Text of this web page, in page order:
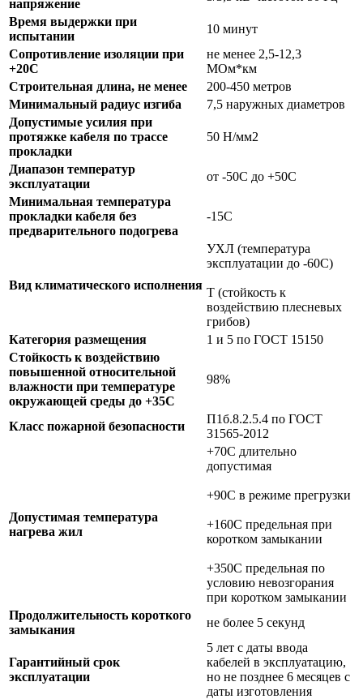
напряжение
Время выдержки при
испытании
10 минут
Сопротивление изоляции при
+20С
не менее 2,5-12,3
МОм*км
Строительная длина, не менее
200-450 метров
Минимальный радиус изгиба
7,5 наружных диаметров
Допустимые усилия при
протяжке кабеля по трассе
прокладки
50 Н/мм2
Диапазон температур
эксплуатации
от -50С до +50С
Минимальная температура
прокладки кабеля без
предварительного подогрева
-15С
Вид климатического исполнения
УХЛ (температура
эксплуатации до -60С)
Т (стойкость к
воздействию плесневых
грибов)
Категория размещения
1 и 5 по ГОСТ 15150
Стойкость к воздействию
повышенной относительной
влажности при температуре
окружающей среды до +35C
98%
Класс пожарной безопасности
П1б.8.2.5.4 по ГОСТ
31565-2012
Допустимая температура
нагрева жил
+70C длительно
допустимая
+90C в режиме прегрузки
+160C предельная при
коротком замыкании
+350C предельная по
условию невозгорания
при коротком замыкании
Продолжительность короткого
замыкания
не более 5 секунд
Гарантийный срок
эксплуатации
5 лет с даты ввода
кабелей в эксплуатацию,
но не позднее 6 месяцев с
даты изготовления